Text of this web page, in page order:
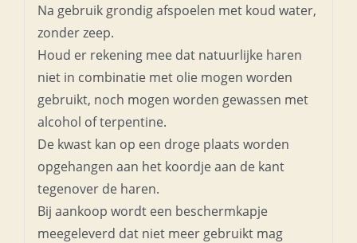
Na gebruik grondig afspoelen met koud water,
zonder zeep.
Houd er rekening mee dat natuurlijke haren
niet in combinatie met olie mogen worden
gebruikt, noch mogen worden gewassen met
alcohol of terpentine.
De kwast kan op een droge plaats worden
opgehangen aan het koordje aan de kant
tegenover de haren.
Bij aankoop wordt een beschermkapje
meegeleverd dat niet meer gebruikt mag